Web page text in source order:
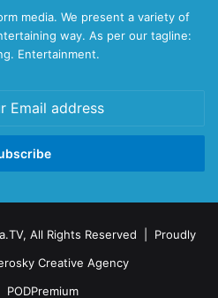
media. We present a variety of
way. As per our tagline:
Entertainment.
All Rights Reserved | Proudly
Creative Agency
PODPremium